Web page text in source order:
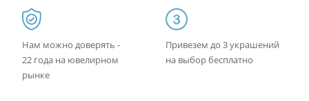
Нам можно доверять -
22 года на ювелирном
рынке
Привезем до 3 украшений
на выбор бесплатно